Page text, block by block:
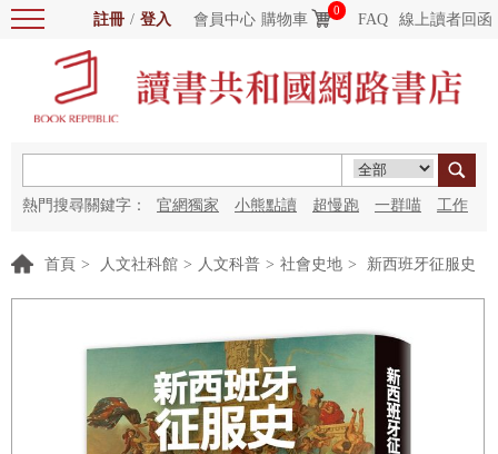
註冊 / 登入 會員中心 購物車
0
FAQ 線上讀者回函
熱門搜尋關鍵字： 官網獨家 小熊點讀 超慢跑 一群喵 工作
首頁 > 人文社科館 > 人文科普 > 社會史地 > 新西班牙征服史